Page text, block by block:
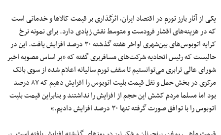
یکی از آثار بارز تورم در اقتصاد ایران، اثرگذاری بر قیمت کالاها و خدماتی است
که در هزینه‌های اقشار فرودست و متوسط نقش زیادی دارد. برای نمونه نرخ
کرایه اتوبوس‌های بین‌شهری اواخر هفته گذشته ۳۰ درصد افزایش یافت. این در
حالیست که رئیس اتحادیه شرکت‌های مسافربری گفته که «بر اساس مصوبه اخیر
شورای عالی ترابری می‌توانستیم تا سقف تورم سالیانه اعلام شده از سوی بانک
مرکزی در بخش حمل و نقل قیمت بلیت اتوبوس را افزایش دهیم که ۸۷ درصد
بود اما مسلما مردم کشش این حجم از افزایش را نداشتند و بنابراین قیمت بلیت
اتوبوس را با توافق صورت گرفته تنها ۳۰ درصد افزایش دادیم.»